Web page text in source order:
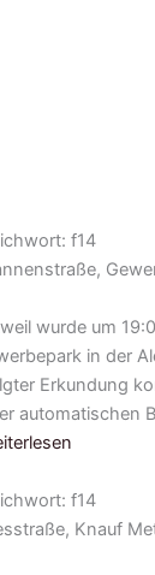
f14
wurde um
in der
Erkundung
automatischen
f14
Knauf